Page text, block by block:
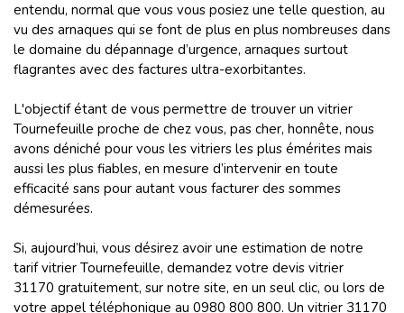
entendu, normal que vous vous posiez une telle question, au
vu des arnaques qui se font de plus en plus nombreuses dans
le domaine du dépannage d’urgence, arnaques surtout
flagrantes avec des factures ultra-exorbitantes.
L'objectif étant de vous permettre de trouver un vitrier
Tournefeuille proche de chez vous, pas cher, honnête, nous
avons déniché pour vous les vitriers les plus émérites mais
aussi les plus fiables, en mesure d’intervenir en toute
efficacité sans pour autant vous facturer des sommes
démesurées.
Si, aujourd’hui, vous désirez avoir une estimation de notre
tarif vitrier Tournefeuille, demandez votre devis vitrier
31170 gratuitement, sur notre site, en un seul clic, ou lors de
votre appel téléphonique au 0980 800 800. Un vitrier 31170